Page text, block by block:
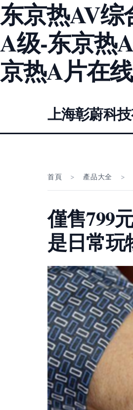
东京热AV综
A级-东京热
京热A片在
上海彰蔚科
首頁 > 產品大全 >
僅售799
是日常玩